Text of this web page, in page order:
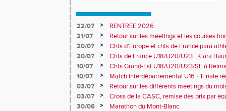
22/07 >
RENTREE 2026
21/07
>
Retour sur les meetings et les courses
20/07
>
Chts d'Europe et chts de France para
champion d'Europe et multiples
20/07 >
Chts de France U18/U20/U23 : Klara
10e
10/07 >
Chts Grand-Est U18/U20/U23/SE à
10/07
>
Match interdépartemental U16 + Finale
Obernai
03/07 >
Retour sur les différents meetings du
03/07
>
Cross de la CASC, remise des prix par
collèges
30/06 >
Marathon du Mont-Blanc